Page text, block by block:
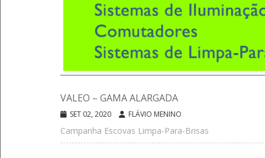
VALEO – GAMA ALARGADA
SET 02, 2020 FLÁVIO MENINO
Campanha Escovas Limpa-Para-Brisas